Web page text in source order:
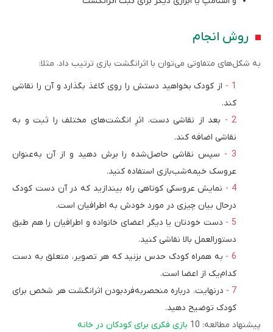
روش انجام
به شکل‌های متفاوتی می‌توان با اثرانگشت بازی ترتیب داد. مثلا:
از کودک بخواهید دستش را روی کاغذ بگذارد و آن را نقاشی
کند.
بعد از نقاشی دست، اثرِ انگشت‌های مختلف را ثبت و به
نقاشی اضافه کند.
سپس نقاشی حاصل‌شده را برش دهید و از آن به‌عنوان
عروسک خیمه‌شب‌بازی استفاده کنید.
نمایش عروسکی کوتاهی راه بیندازید که در آن دست کودک
درحال بیان چیزی در مورد خودش به اطرافیان است.
دست خودتان یا دیگر اعضای خانواده و اطرافیان را هم طبق
دستورالعمل بالا نقاشی کنید.
به همراه کودک حدس بزنید که هر تصویر، متعلق به دست
کدام‌یک از اعضا است.
درنهایت، درباره منحصربه‌فردبودن اثرانگشت هر شخص برای
کودک توضیح دهید.
پیشنهاد مطالعه: 10
بازی فکری برای کودکان در خانه